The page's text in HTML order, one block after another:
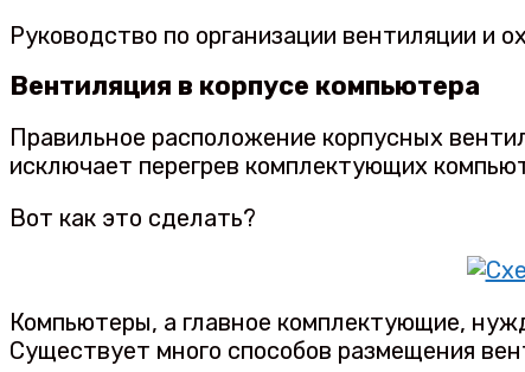
Руководство по организации вентиляции и
Вентиляция в корпусе компьютера
Правильное расположение корпусных
исключает перегрев комплектующих
Вот как это сделать?
Компьютеры, а главное комплектующие,
Существует много способов размещения